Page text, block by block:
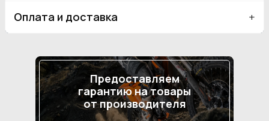
Оплата и доставка
Предоставляем
гарантию на товары
от производителя